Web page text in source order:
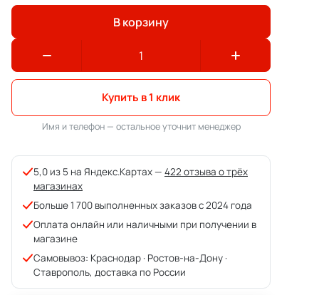
В корзину
Купить в 1 клик
Имя и телефон — остальное уточнит менеджер
5,0 из 5 на Яндекс.Картах — 422 отзыва о трёх
магазинах
Больше 1 700 выполненных заказов с 2024 года
Оплата онлайн или наличными при получении в
магазине
Самовывоз: Краснодар · Ростов-на-Дону ·
Ставрополь, доставка по России